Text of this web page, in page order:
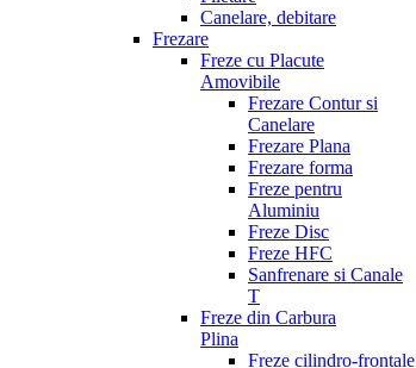
Canelare, debitare
Frezare
Freze cu Placute
Amovibile
Frezare Contur si
Canelare
Frezare Plana
Frezare forma
Freze pentru
Aluminiu
Freze Disc
Freze HFC
Sanfrenare si Canale
T
Freze din Carbura
Plina
Freze cilindro-frontale